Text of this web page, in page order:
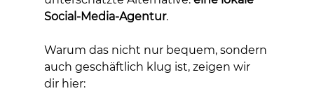
Social-Media-Agentur.
Warum das nicht nur bequem, sondern
auch geschäftlich klug ist, zeigen wir
dir hier: